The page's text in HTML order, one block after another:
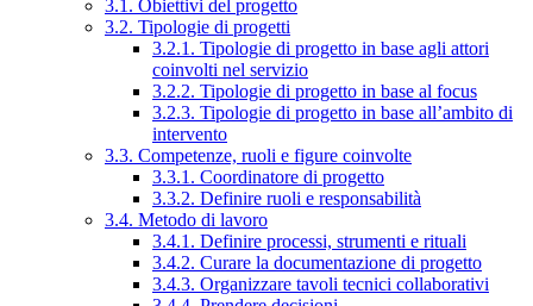
3.1. Obiettivi del progetto
3.2. Tipologie di progetti
3.2.1. Tipologie di progetto in base agli attori
coinvolti nel servizio
3.2.2. Tipologie di progetto in base al focus
3.2.3. Tipologie di progetto in base all’ambito di
intervento
3.3. Competenze, ruoli e figure coinvolte
3.3.1. Coordinatore di progetto
3.3.2. Definire ruoli e responsabilità
3.4. Metodo di lavoro
3.4.1. Definire processi, strumenti e rituali
3.4.2. Curare la documentazione di progetto
3.4.3. Organizzare tavoli tecnici collaborativi